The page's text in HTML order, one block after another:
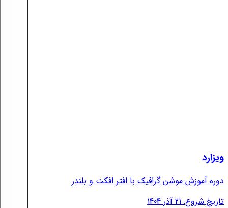
ویزارد
دوره آموزش موشن گرافیک با افتر افکت و بلندر
تاریخ شروع: 21 آذر 1404